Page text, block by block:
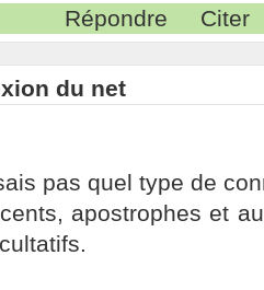
Répondre Citer
du net
pas quel type de
apostrophes et